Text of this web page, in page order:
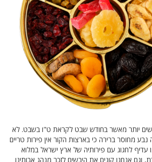
יבשים יותר מאשר בחודש שבט לקראת ט"ו בשבט. לא
נבע מחוסר ברירה כי בארצות הקור אין פירות טריים
עדיף לחגוג עם פירותיה של ארץ ישראל במלוא
וגם אנחנו קונים את היבשים לזכר מנהג אבותינו